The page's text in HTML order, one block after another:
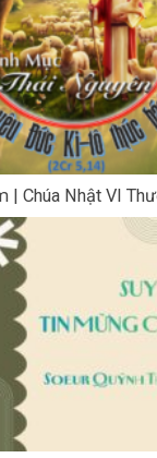
| Chúa Nhật VI